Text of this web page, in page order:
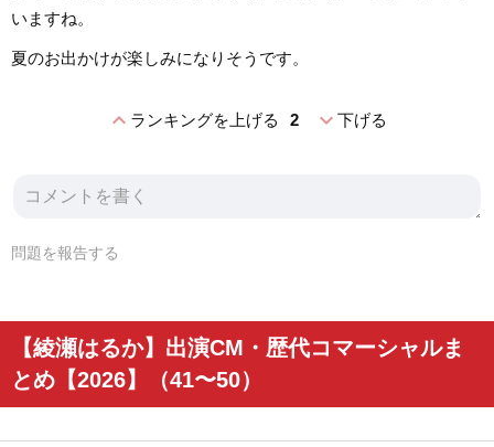
いますね。
夏のお出かけが楽しみになりそうです。
expand_lessランキングを上げる 2 expand_more下げる
問題を報告する
【綾瀬はるか】出演CM・歴代コマーシャルま
とめ【2026】（41〜50）